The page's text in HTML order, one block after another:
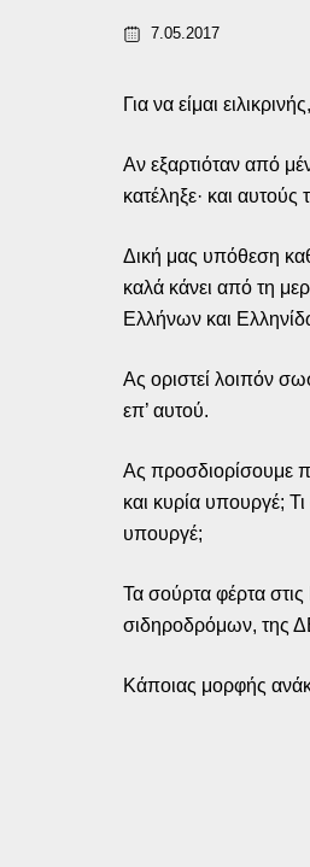
7.05.2017
Για να είμαι
Αν εξαρτιόταν από
κατέληξε· και
Δική μας υπόθεση
καλά κάνει από τη
Ελλήνων και
Ας οριστεί λοιπόν
επ’ αυτού.
Ας προσδιορίσουμε
και κυρία υπουργέ;
υπουργέ;
Τα σούρτα φέρτα
σιδηροδρόμων, της
Κάποιας μορφής